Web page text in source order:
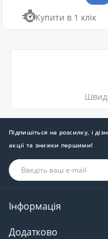
Купити в 1 клік
Підпишіться на розсилку, і
акції та знижки першими!
Інформація
Додатково